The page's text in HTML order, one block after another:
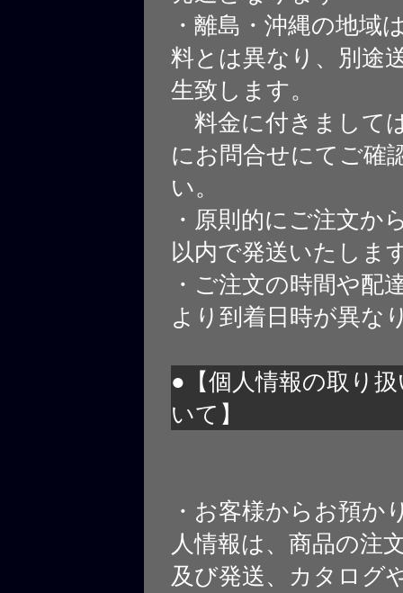
・離島・沖縄の地域
料とは異なり、別途
生致します。
料金に付きまして
にお問合せにてご確
い。
・原則的にご注文か
以内で発送いたしま
・ご注文の時間や配
より到着日時が異な
●【個人情報の取り
いて】
・お客様からお預か
人情報は、商品の注
及び発送、カタログ